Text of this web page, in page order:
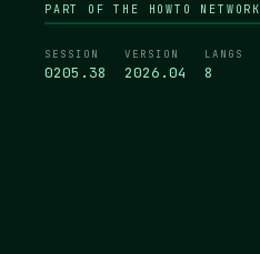
PART OF THE HOWTO NETWORK
SESSION
0205.39
VERSION
2026.04
LANGS
8